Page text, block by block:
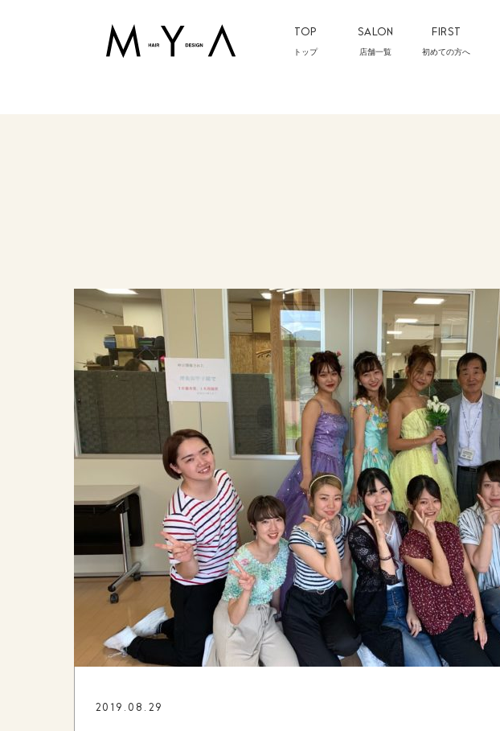
TOP
トップ
SALON
店舗一覧
FIRST
初めての方へ
2019.08.29